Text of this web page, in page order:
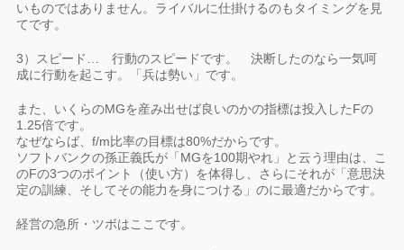
いものではありません。ライバルに仕掛けるのもタイミングを見
てです。
3）スピード… 行動のスピードです。 決断したのなら一気呵
成に行動を起こす。「兵は勢い」です。
また、いくらのMGを産み出せば良いのかの指標は投入したFの
1.25倍です。
なぜならば、f/m比率の目標は80%だからです。
ソフトバンクの孫正義氏が「MGを100期やれ」と云う理由は、こ
のFの3つのポイント（使い方）を体得し、さらにそれが「意思決
定の訓練、そしてその能力を身につける」のに最適だからです。
経営の急所・ツボはここです。